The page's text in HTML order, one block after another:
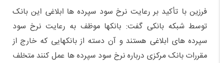
فرزین با تأکید بر رعایت نرخ سود سپرده ها ابلاغی این بانک
توسط شبکه بانکی گفت: بانکها موظف به رعایت نرخ سود
سپرده های ابلاغی هستند و آن دسته از بانکهایی که خارج از
مقررات بانک مرکزی درباره نرخ سود سپرده ها عمل کنند متخلف